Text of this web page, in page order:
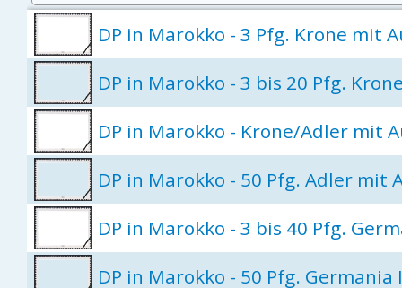
DP in Marokko - 3 Pfg. Krone mit
DP in Marokko - 3 bis 20 Pfg.
DP in Marokko - Krone/Adler mit
DP in Marokko - 50 Pfg. Adler mit
DP in Marokko - 3 bis 40 Pfg.
DP in Marokko - 50 Pfg. Germania